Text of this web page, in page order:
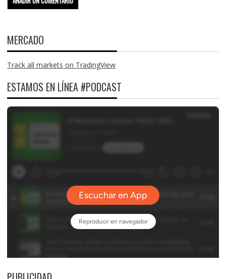
MERCADO
Track all markets on TradingView
ESTAMOS EN LÍNEA #PODCAST